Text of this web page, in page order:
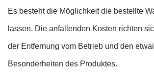
Es besteht die Möglichkeit die bestellte
lassen. Die anfallenden Kosten richten
der Entfernung vom Betrieb und den
Besonderheiten des Produktes.